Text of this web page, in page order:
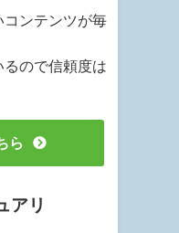
コンテンツが毎
るので信頼度は
ら
アリ